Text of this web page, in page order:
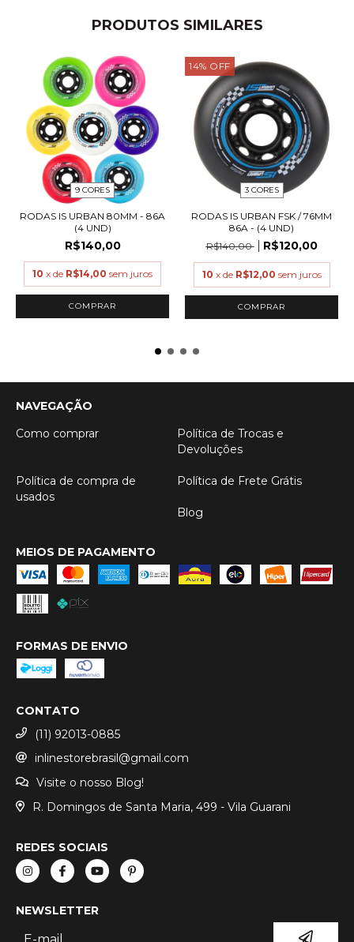
PRODUTOS SIMILARES
9 CORES
RODAS IS URBAN 80MM - 86A
(4 UND)
R$140,00
10 x de R$14,00 sem juros
COMPRAR
14% OFF
3 CORES
RODAS IS URBAN FSK / 76MM
86A - (4 UND)
R$140,00
R$120,00
10 x de R$12,00 sem juros
COMPRAR
NAVEGAÇÃO
Como comprar
Política de Trocas e
Devoluções
Política de compra de
usados
Política de Frete Grátis
Blog
MEIOS DE PAGAMENTO
FORMAS DE ENVIO
CONTATO
(11) 92013-0885
inlinestorebrasil@gmail.com
Visite o nosso Blog!
R. Domingos de Santa Maria, 499 - Vila Guarani
REDES SOCIAIS
NEWSLETTER